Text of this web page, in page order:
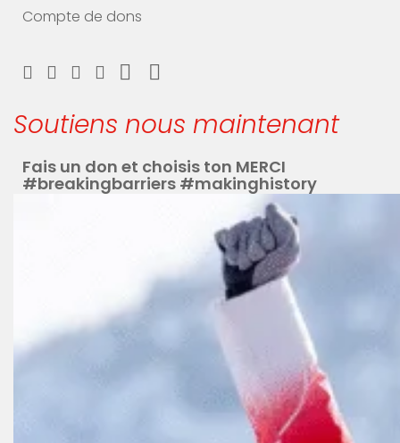
Compte de dons
Soutiens nous maintenant
Fais un don et choisis ton MERCI
#breakingbarriers #makinghistory